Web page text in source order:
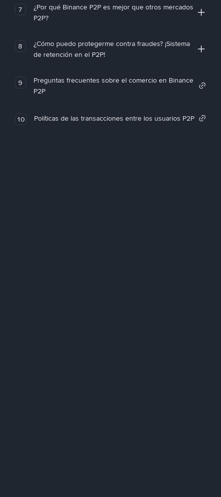
7
¿Por qué Binance P2P es mejor que otros mercados
P2P?
8
¿Cómo puedo protegerme contra fraudes? ¡Sistema
de retención en el P2P!
9
Preguntas frecuentes sobre el comercio en Binance
P2P
10 Políticas de las transacciones entre los usuarios P2P